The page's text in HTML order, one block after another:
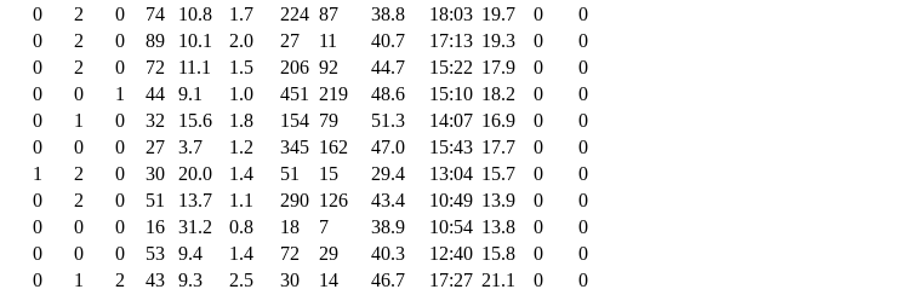
0 2 0 74 10.8 1.7 224 87 38.8 18:03 19.7 0
0
0 2 0 89 10.1 2.0 27 11 40.7 17:13 19.3 0
0
0 2 0 72 11.1 1.5 206 92 44.7 15:22 17.9 0
0
0 0 1 44 9.1 1.0 451 219 48.6 15:10 18.2 0
0
0 1 0 32 15.6 1.8 154 79 51.3 14:07 16.9 0
0
0 0 0 27 3.7 1.2 345 162 47.0 15:43 17.7 0
0
1 2 0 30 20.0 1.4 51 15 29.4 13:04 15.7 0
0
0 2 0 51 13.7 1.1 290 126 43.4 10:49 13.9 0
0
0 0 0 16 31.2 0.8 18 7 38.9 10:54 13.8 0
0
0 0 0 53 9.4 1.4 72 29 40.3 12:40 15.8 0
0
0 1 2 43 9.3 2.5 30 14 46.7 17:27 21.1 0
0